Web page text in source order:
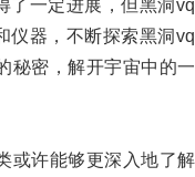
一定进展，但黑洞vq
器，不断探索黑洞vq
密，解开宇宙中的一
许能够更深入地了解